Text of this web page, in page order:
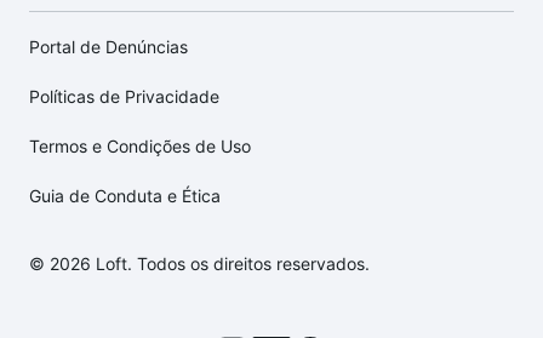
Portal de Denúncias
Políticas de Privacidade
Termos e Condições de Uso
Guia de Conduta e Ética
© 2026 Loft. Todos os direitos reservados.